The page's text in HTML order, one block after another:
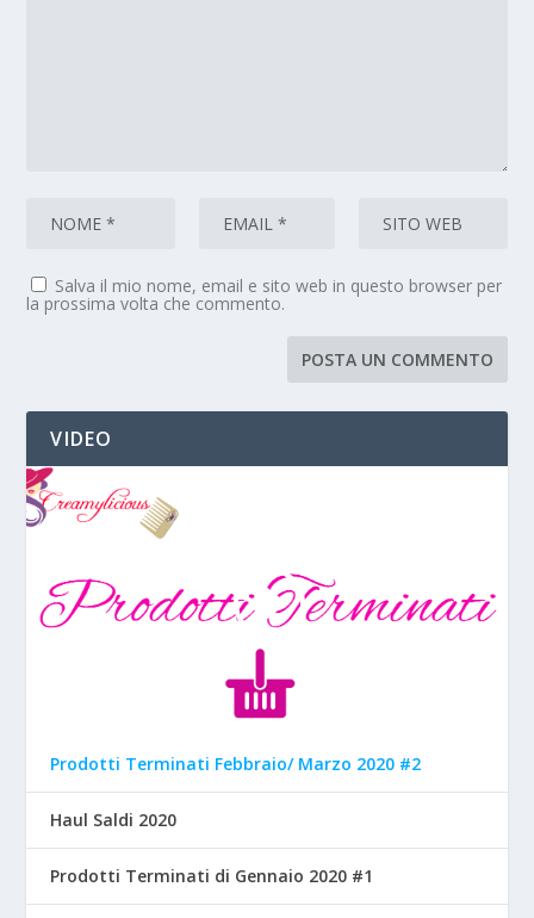
Salva il mio nome, email e sito web in questo browser per
la prossima volta che commento.
VIDEO
Prodotti Terminati Febbraio/ Marzo 2020 #2
Haul Saldi 2020
Prodotti Terminati di Gennaio 2020 #1